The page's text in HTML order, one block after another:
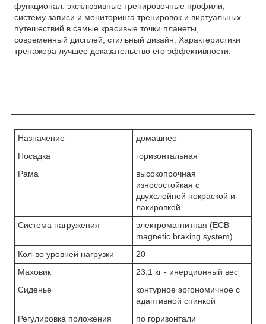
функционал: эксклюзивные тренировочные профили,
систему записи и мониторинга тренировок и виртуальных
путешествий в самые красивые точки планеты,
современный дисплей, стильный дизайн. Характеристики
тренажера лучшее доказательство его эффективности.
Назначение
домашнее
Посадка
горизонтальная
Рама
высокопрочная
износостойкая с
двухслойной покраской и
лакировкой
Система нагружения
электромагнитная (ECB
magnetic braking system)
Кол-во уровней нагрузки
20
Маховик
23.1 кг - инерционный вес
Сиденье
контурное эргономичное с
адаптивной спинкой
Регулировка положения
по горизонтали